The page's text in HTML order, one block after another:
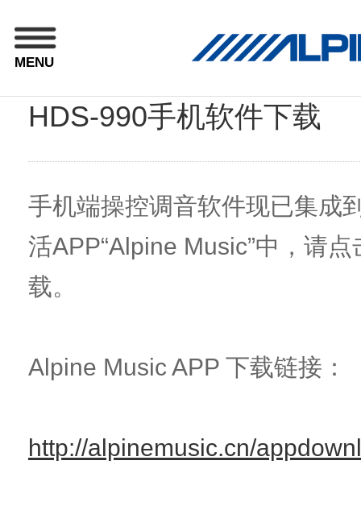
MENU
HDS-990手机软件下载
手机端操控调音软件现已集成
活APP“Alpine Music”中，请
载。
Alpine Music APP 下载链接：
http://alpinemusic.cn/